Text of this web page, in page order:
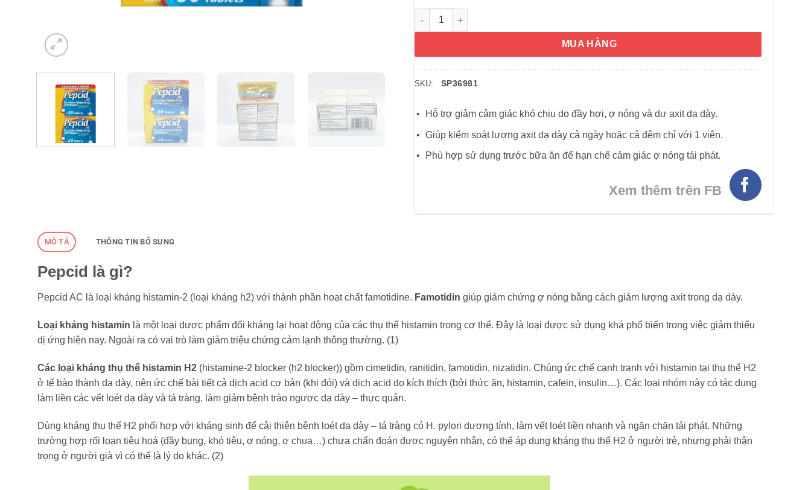
Viên uống giảm đầy hơi, ợ nóng Pepcid AC Maximum Strength Tablets 100 viên số lượng
MUA HÀNG
SKU: SP36981
Hỗ trợ giảm cảm giác khó chịu do đầy hơi, ợ nóng và dư axit dạ dày.
Giúp kiểm soát lượng axit dạ dày cả ngày hoặc cả đêm chỉ với 1 viên.
Phù hợp sử dụng trước bữa ăn để hạn chế cảm giác ợ nóng tái phát.
Xem thêm trên FB
MÔ TẢ THÔNG TIN BỔ SUNG
Pepcid là gì?
Pepcid AC là loại kháng histamin-2 (loại kháng h2) với thành phần hoạt chất famotidine. Famotidin giúp giảm chứng ợ nóng bằng cách giảm lượng axit trong dạ dày.
Loại kháng histamin là một loại dược phẩm đối kháng lại hoạt động của các thụ thể histamin trong cơ thể. Đây là loại được sử dụng khá phổ biến trong việc giảm thiểu
dị ứng hiện nay. Ngoài ra có vai trò làm giảm triệu chứng cảm lạnh thông thường. (1)
Các loại kháng thụ thể histamin H2 (histamine-2 blocker (h2 blocker)) gồm cimetidin, ranitidin, famotidin, nizatidin. Chúng ức chế cạnh tranh với histamin tại thụ thể H2
ở tế bào thành dạ dày, nên ức chế bài tiết cả dịch acid cơ bản (khi đói) và dịch acid do kích thích (bởi thức ăn, histamin, cafein, insulin…). Các loại nhóm này có tác dụng
làm liền các vết loét dạ dày và tá tràng, làm giảm bệnh trào ngược dạ dày – thực quản.
Dùng kháng thụ thể H2 phối hợp với kháng sinh để cải thiện bệnh loét dạ dày – tá tràng có H. pylori dương tính, làm vết loét liền nhanh và ngăn chặn tái phát. Những
trường hợp rối loạn tiêu hoá (đầy bụng, khó tiêu, ợ nóng, ợ chua…) chưa chẩn đoán được nguyên nhân, có thể áp dụng kháng thụ thể H2 ở người trẻ, nhưng phải thận
trọng ở người già vì có thể là lý do khác. (2)